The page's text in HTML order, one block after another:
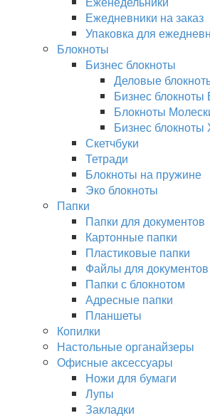
Ежедневники на заказ
Упаковка для
Блокноты
Бизнес блокноты
Деловые
Бизнес блокноты
Блокноты
Бизнес блокноты
Скетчбуки
Тетради
Блокноты на пружине
Эко блокноты
Папки
Папки для документов
Картонные папки
Пластиковые папки
Файлы для документов
Папки с блокнотом
Адресные папки
Планшеты
Копилки
Настольные органайзеры
Офисные аксессуары
Ножи для бумаги
Лупы
Закладки